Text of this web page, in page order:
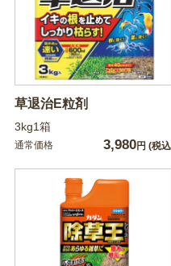
草退治E粒剤
3kg1箱
通常価格 3,980円 (税